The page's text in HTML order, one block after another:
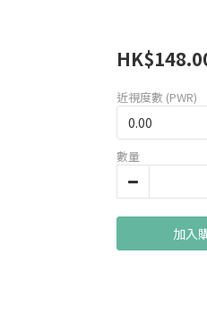
近視度數 (PWR)
數量
加入